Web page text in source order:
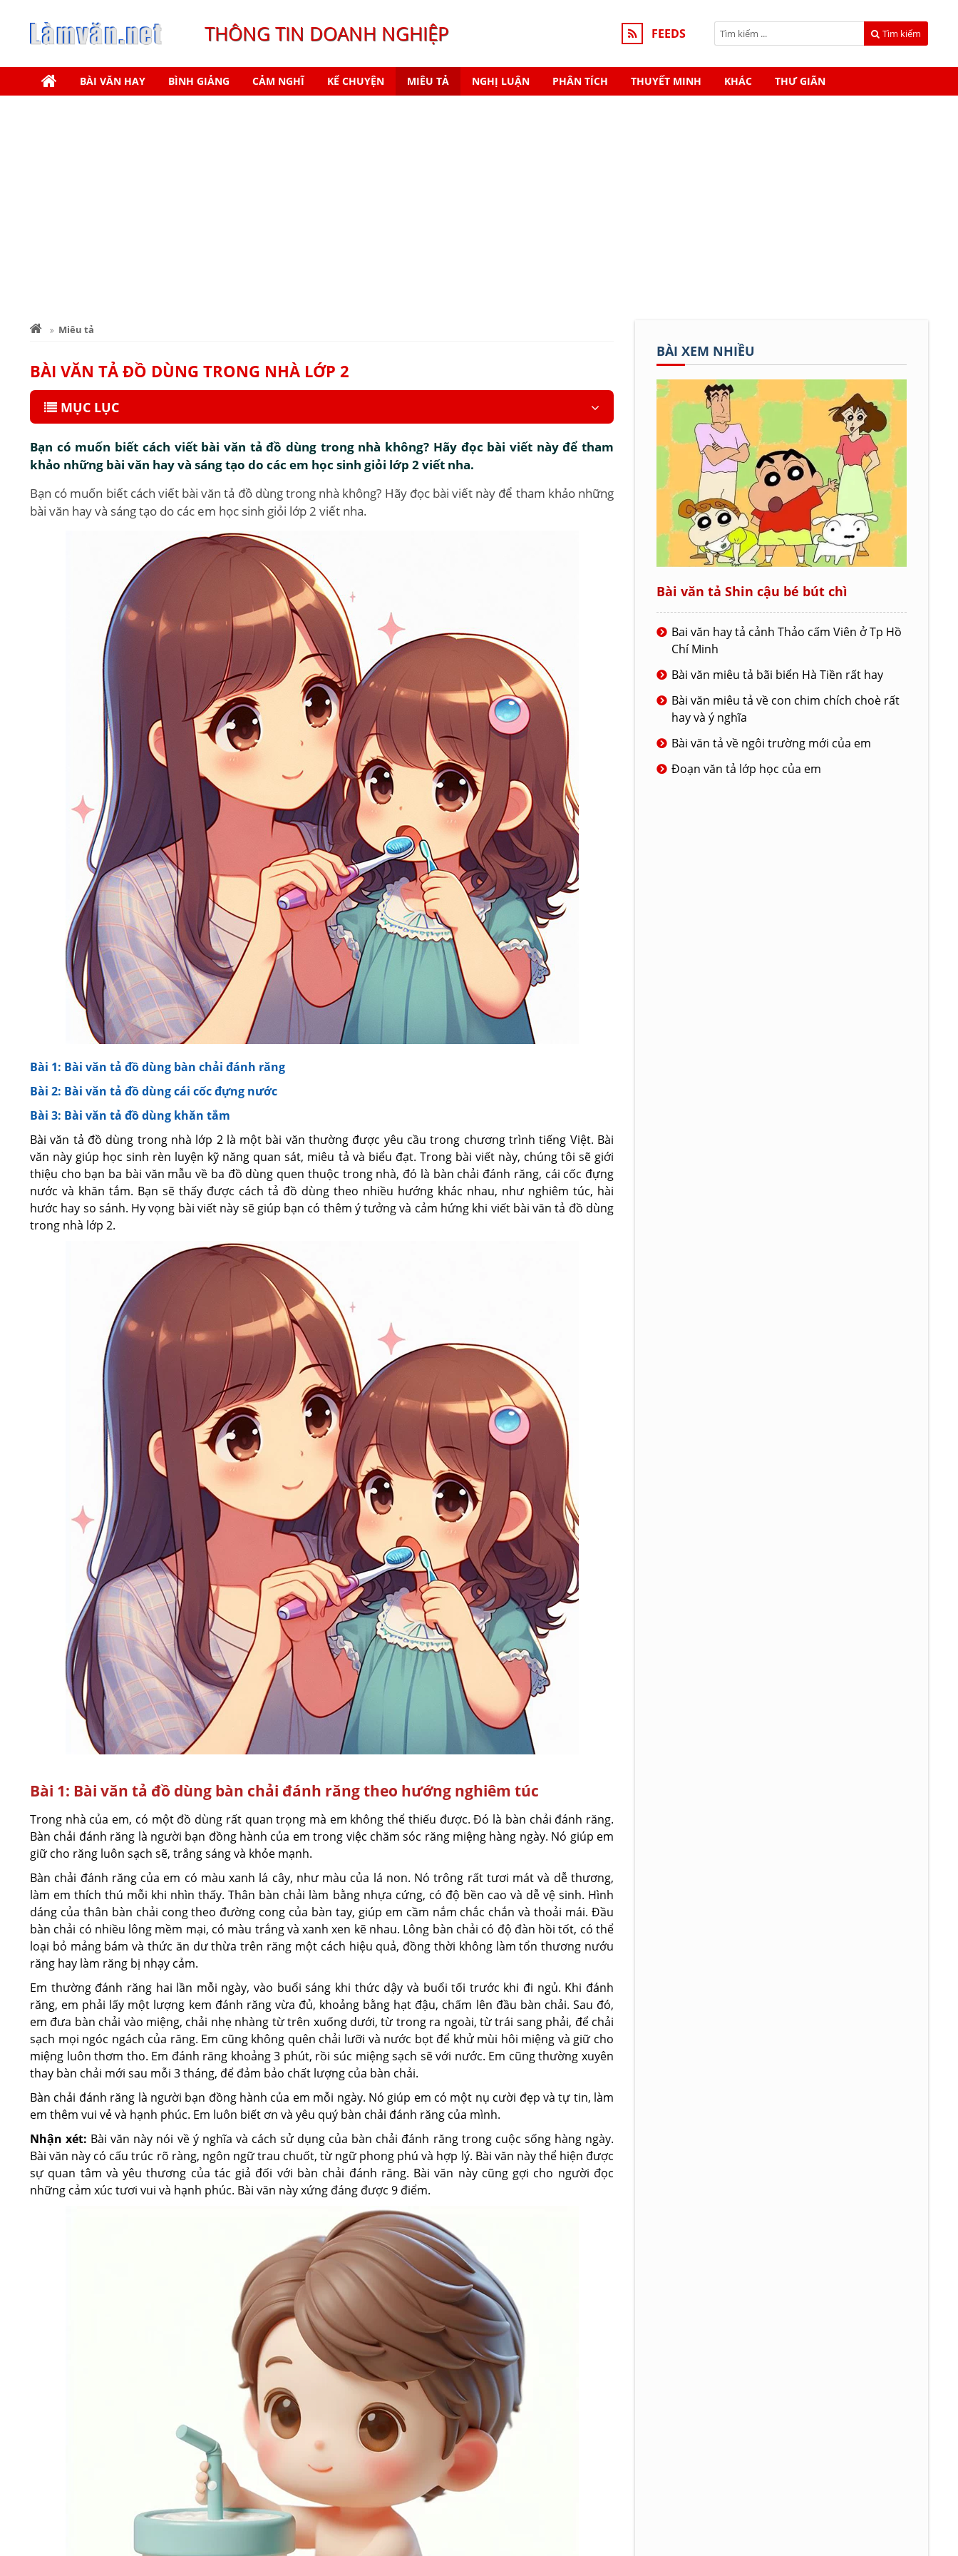
THÔNG TIN DOANH NGHIỆP FEEDS Tìm kiếm
BÀI VĂN HAY BÌNH GIẢNG CẢM NGHĨ KỂ CHUYỆN MIÊU TẢ NGHỊ LUẬN PHÂN TÍCH THUYẾT MINH KHÁC THƯ GIÃN
Miêu tả
BÀI VĂN TẢ ĐỒ DÙNG TRONG NHÀ LỚP 2
MỤC LỤC
Bạn có muốn biết cách viết bài văn tả đồ dùng trong nhà không? Hãy đọc bài viết này để tham
khảo những bài văn hay và sáng tạo do các em học sinh giỏi lớp 2 viết nha.
Bạn có muốn biết cách viết bài văn tả đồ dùng trong nhà không? Hãy đọc bài viết này để tham khảo những
bài văn hay và sáng tạo do các em học sinh giỏi lớp 2 viết nha.
Bài 1: Bài văn tả đồ dùng bàn chải đánh răng
Bài 2: Bài văn tả đồ dùng cái cốc đựng nước
Bài 3: Bài văn tả đồ dùng khăn tắm
Bài văn tả đồ dùng trong nhà lớp 2 là một bài văn thường được yêu cầu trong chương trình tiếng Việt. Bài
văn này giúp học sinh rèn luyện kỹ năng quan sát, miêu tả và biểu đạt. Trong bài viết này, chúng tôi sẽ giới
thiệu cho bạn ba bài văn mẫu về ba đồ dùng quen thuộc trong nhà, đó là bàn chải đánh răng, cái cốc đựng
nước và khăn tắm. Bạn sẽ thấy được cách tả đồ dùng theo nhiều hướng khác nhau, như nghiêm túc, hài
hước hay so sánh. Hy vọng bài viết này sẽ giúp bạn có thêm ý tưởng và cảm hứng khi viết bài văn tả đồ dùng
trong nhà lớp 2.
Bài 1: Bài văn tả đồ dùng bàn chải đánh răng theo hướng nghiêm túc
Trong nhà của em, có một đồ dùng rất quan trọng mà em không thể thiếu được. Đó là bàn chải đánh răng.
Bàn chải đánh răng là người bạn đồng hành của em trong việc chăm sóc răng miệng hàng ngày. Nó giúp em
giữ cho răng luôn sạch sẽ, trắng sáng và khỏe mạnh.
Bàn chải đánh răng của em có màu xanh lá cây, như màu của lá non. Nó trông rất tươi mát và dễ thương,
làm em thích thú mỗi khi nhìn thấy. Thân bàn chải làm bằng nhựa cứng, có độ bền cao và dễ vệ sinh. Hình
dáng của thân bàn chải cong theo đường cong của bàn tay, giúp em cầm nắm chắc chắn và thoải mái. Đầu
bàn chải có nhiều lông mềm mại, có màu trắng và xanh xen kẽ nhau. Lông bàn chải có độ đàn hồi tốt, có thể
loại bỏ mảng bám và thức ăn dư thừa trên răng một cách hiệu quả, đồng thời không làm tổn thương nướu
răng hay làm răng bị nhạy cảm.
Em thường đánh răng hai lần mỗi ngày, vào buổi sáng khi thức dậy và buổi tối trước khi đi ngủ. Khi đánh
răng, em phải lấy một lượng kem đánh răng vừa đủ, khoảng bằng hạt đậu, chấm lên đầu bàn chải. Sau đó,
em đưa bàn chải vào miệng, chải nhẹ nhàng từ trên xuống dưới, từ trong ra ngoài, từ trái sang phải, để chải
sạch mọi ngóc ngách của răng. Em cũng không quên chải lưỡi và nước bọt để khử mùi hôi miệng và giữ cho
miệng luôn thơm tho. Em đánh răng khoảng 3 phút, rồi súc miệng sạch sẽ với nước. Em cũng thường xuyên
thay bàn chải mới sau mỗi 3 tháng, để đảm bảo chất lượng của bàn chải.
Bàn chải đánh răng là người bạn đồng hành của em mỗi ngày. Nó giúp em có một nụ cười đẹp và tự tin, làm
em thêm vui vẻ và hạnh phúc. Em luôn biết ơn và yêu quý bàn chải đánh răng của mình.
Nhận xét: Bài văn này nói về ý nghĩa và cách sử dụng của bàn chải đánh răng trong cuộc sống hàng ngày.
Bài văn này có cấu trúc rõ ràng, ngôn ngữ trau chuốt, từ ngữ phong phú và hợp lý. Bài văn này thể hiện được
sự quan tâm và yêu thương của tác giả đối với bàn chải đánh răng. Bài văn này cũng gợi cho người đọc
những cảm xúc tươi vui và hạnh phúc. Bài văn này xứng đáng được 9 điểm.
BÀI XEM NHIỀU
Bài văn tả Shin cậu bé bút chì
Bai văn hay tả cảnh Thảo cấm Viên ở Tp Hồ
Chí Minh
Bài văn miêu tả bãi biển Hà Tiền rất hay
Bài văn miêu tả về con chim chích choè rất
hay và ý nghĩa
Bài văn tả về ngôi trường mới của em
Đoạn văn tả lớp học của em